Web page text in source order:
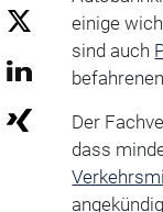
einige
sind auch
Der
dass